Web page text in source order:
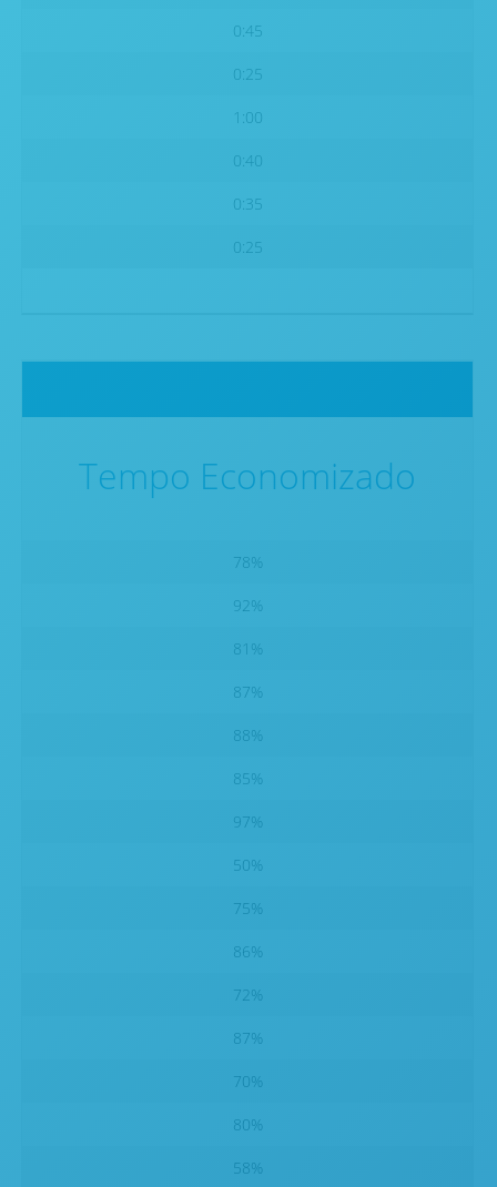
0:45
0:25
1:00
0:40
0:35
0:25
Tempo Economizado
78%
92%
81%
87%
88%
85%
97%
50%
75%
86%
72%
87%
70%
80%
58%